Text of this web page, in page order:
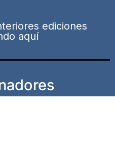
ediciones
aquí